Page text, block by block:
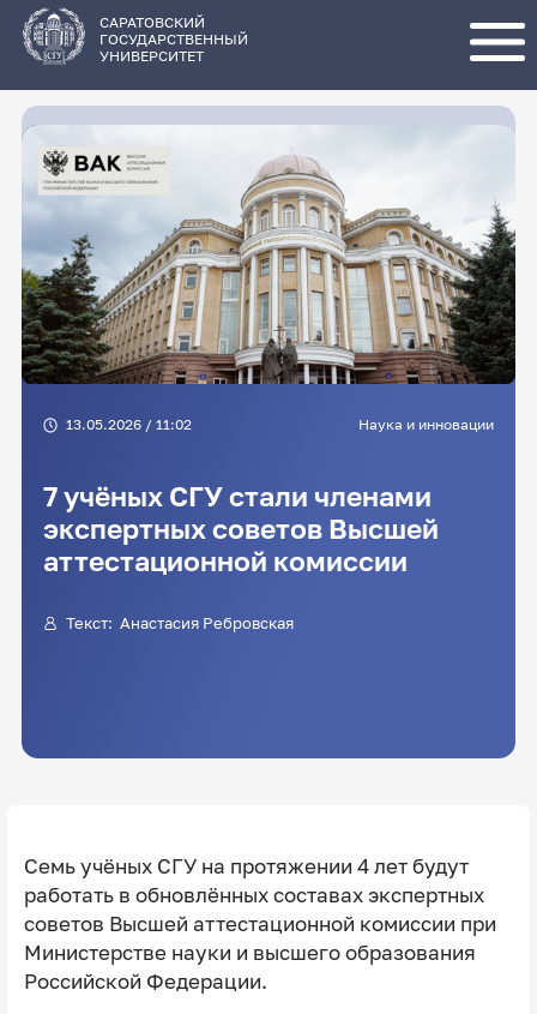
основному
содержанию
САРАТОВСКИЙ
ГОСУДАРСТВЕННЫЙ
УНИВЕРСИТЕТ
13.05.2026 / 11:02 Наука и инновации
7 учёных СГУ стали членами
экспертных советов Высшей
аттестационной комиссии
Текст: Анастасия Ребровская
Семь учёных СГУ на протяжении 4 лет будут
работать в обновлённых составах экспертных
советов Высшей аттестационной комиссии при
Министерстве науки и высшего образования
Российской Федерации.